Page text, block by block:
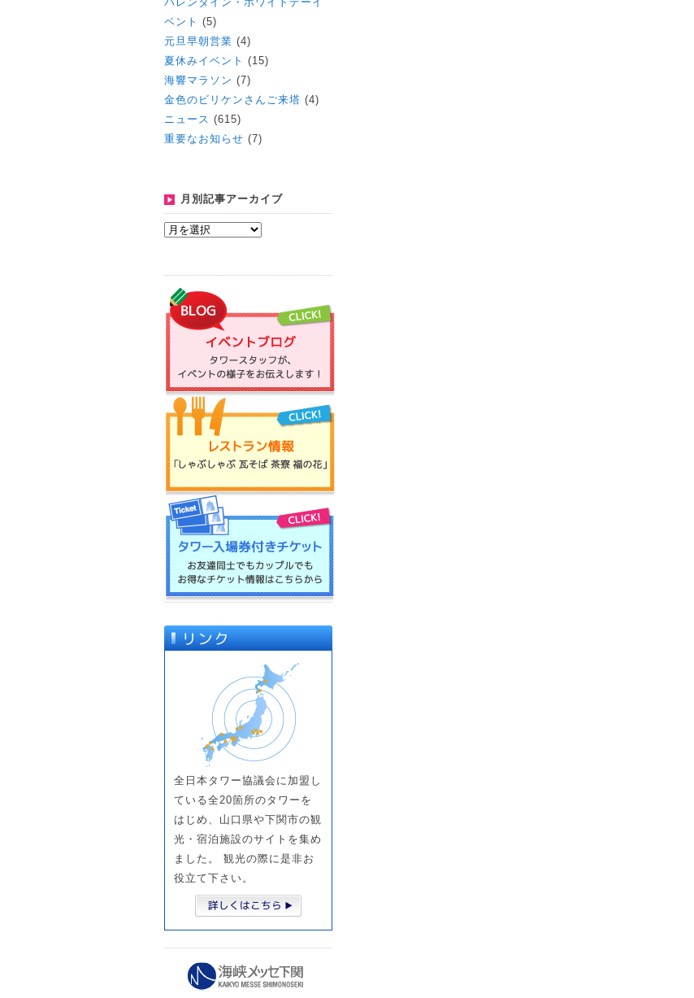
ベント (5)
元旦早朝営業 (4)
夏休みイベント (15)
海響マラソン (7)
金色のビリケンさんご来塔 (4)
ニュース (615)
重要なお知らせ (7)
月別記事アーカイブ
全日本タワー協議会に加盟し
ている全20箇所のタワーを
はじめ、山口県や下関市の観
光・宿泊施設のサイトを集め
ました。 観光の際に是非お
役立て下さい。